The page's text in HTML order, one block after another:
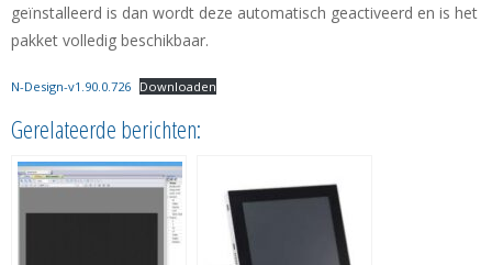
geïnstalleerd is dan wordt deze automatisch geactiveerd en is het
pakket volledig beschikbaar.
N-Design-v1.90.0.726 Downloaden
Gerelateerde berichten: